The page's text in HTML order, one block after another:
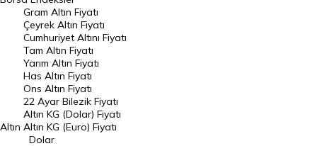
Raporlar
Endeksler
DÖVİZ
Döviz Kuru
Dolar Kuru
Euro Kuru
Altın
Gram Altın Fiyatı
Çeyrek Altın Fiyatı
Cumhuriyet Altını Fiyatı
Tam Altın Fiyatı
Yarım Altın Fiyatı
Has Altın Fiyatı
Ons Altın Fiyatı
22 Ayar Bilezik Fiyatı
Altın KG (Dolar) Fiyatı
Altın KG (Euro) Fiyatı
Dolar